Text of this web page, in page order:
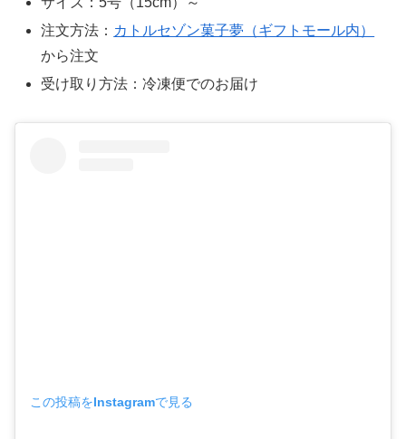
注文方法： カトルセゾン菓子夢（ギフトモール内）
から注文
受け取り方法：冷凍便でのお届け
この投稿をInstagramで見る